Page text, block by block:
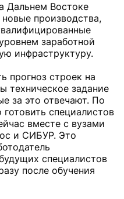
Дальнем Востоке
производства,
заработной
инфраструктуру.
прогноз строек на
техническое задание
за это отвечают. По
специалистов
вместе с вузами
и СИБУР. Это
специалистов
после обучения